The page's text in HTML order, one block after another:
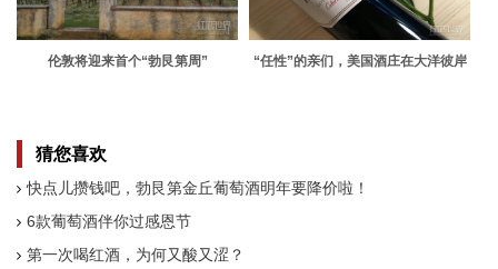
伦敦将迎来首个“勃艮第周”
“任性”的亲们，美国酒庄在大洋彼岸
猜您喜欢
快点儿攒钱吧，勃艮第金丘葡萄酒明年要降价啦！
6款葡萄酒伴你过感恩节
第一次喝红酒，为何又酸又涩？